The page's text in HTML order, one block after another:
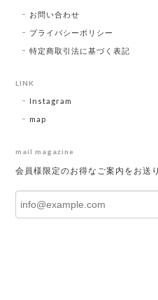
お問い合わせ
プライバシーポリシー
特定商取引法に基づく表記
LINK
Instagram
map
mail magazine
会員様限定のお得なご案内をお送